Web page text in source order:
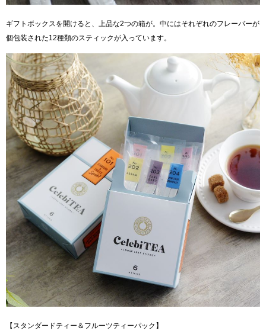
ギフトボックスを開けると、上品な2つの箱が。中にはそれぞれのフレーバーが
個包装された12種類のスティックが入っています。
【スタンダードティー＆フルーツティーパック】